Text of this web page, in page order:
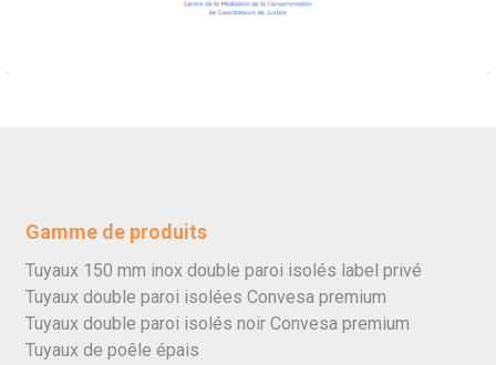
Gamme de produits
Tuyaux 150 mm inox double paroi isolés label privé
Tuyaux double paroi isolées Convesa premium
Tuyaux double paroi isolés noir Convesa premium
Tuyaux de poêle épais